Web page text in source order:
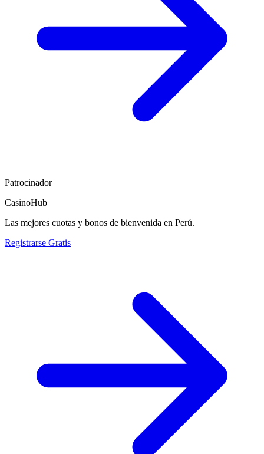
Patrocinador
CasinoHub
Las mejores cuotas y bonos de bienvenida en Perú.
Registrarse Gratis